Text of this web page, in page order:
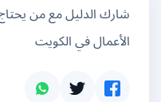
شارك الدليل مع من يحتاج
الأعمال في الكويت